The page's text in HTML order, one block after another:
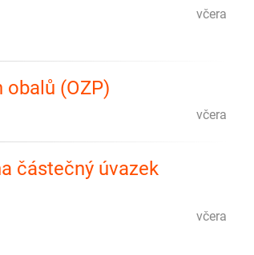
včera
(OZP)
včera
částečný úvazek
včera